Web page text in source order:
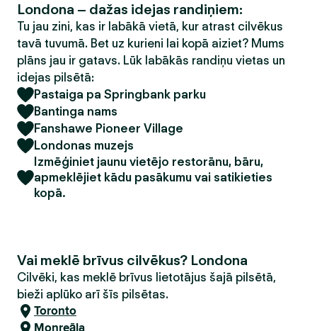
Londona – dažas idejas randiņiem:
Tu jau zini, kas ir labākā vietā, kur atrast cilvēkus
tavā tuvumā. Bet uz kurieni lai kopā aiziet? Mums
plāns jau ir gatavs. Lūk labākās randiņu vietas un
idejas pilsētā:
Pastaiga pa Springbank parku
Bantinga nams
Fanshawe Pioneer Village
Londonas muzejs
Izmēģiniet jaunu vietējo restorānu, bāru,
apmeklējiet kādu pasākumu vai satikieties
kopā.
Vai meklē brīvus cilvēkus? Londona
Cilvēki, kas meklē brīvus lietotājus šajā pilsētā,
bieži aplūko arī šīs pilsētas.
Toronto